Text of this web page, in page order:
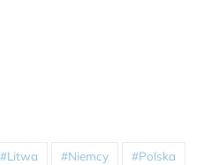
#Litwa #Niemcy #Polska